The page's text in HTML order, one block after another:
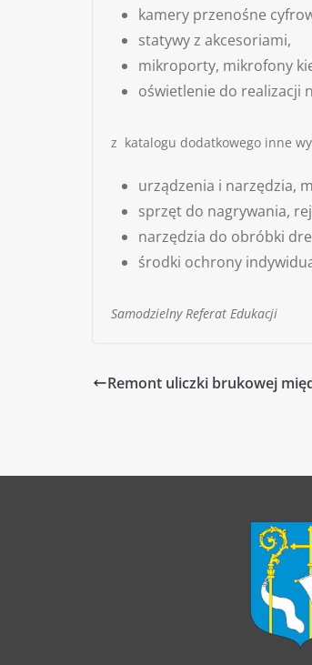
kamery przenośne
statywy z akcesoriami,
mikroporty, mikrofony
oświetlenie do realizacji
z katalogu dodatkowego inne
urządzenia i narzędzia,
sprzęt do nagrywania,
narzędzia do obróbki
środki ochrony
Samodzielny Referat Edukacji
Remont uliczki brukowej